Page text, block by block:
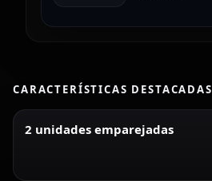
CARACTERÍSTICAS DESTACADAS
2 unidades emparejadas